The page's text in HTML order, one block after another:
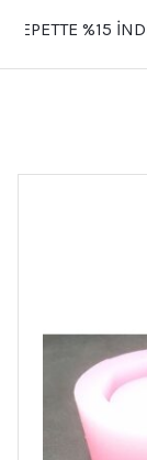
%15 İNDİRİM